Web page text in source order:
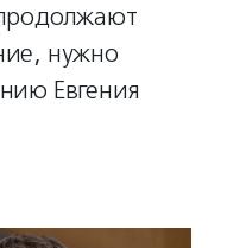
нужно
Евгения